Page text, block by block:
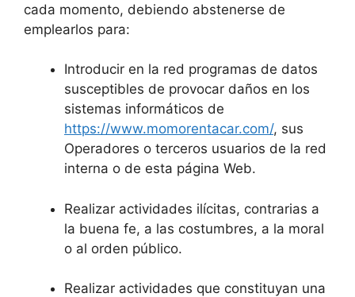
cada momento, debiendo abstenerse de
emplearlos para:
Introducir en la red programas de datos
susceptibles de provocar daños en los
sistemas informáticos de
https://www.momorentacar.com/, sus
Operadores o terceros usuarios de la red
interna o de esta página Web.
Realizar actividades ilícitas, contrarias a
la buena fe, a las costumbres, a la moral
o al orden público.
Realizar actividades que constituyan una